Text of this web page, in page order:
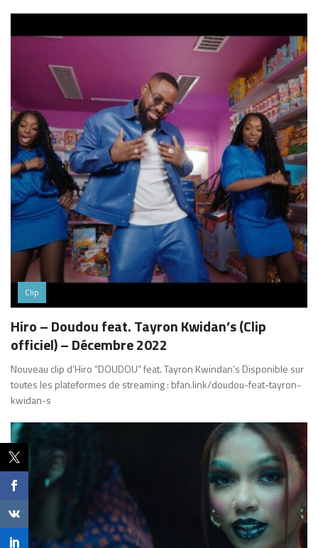
Clip
Hiro – Doudou feat. Tayron Kwidan’s (Clip
officiel) – Décembre 2022
Nouveau clip d’Hiro “DOUDOU” feat. Tayron Kwindan’s Disponible sur
toutes les plateformes de streaming : ​bfan.link/doudou-feat-tayron-
kwidan-s